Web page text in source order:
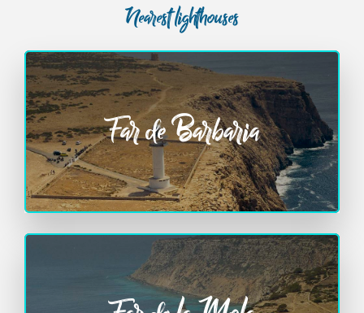
Nearest lighthouses
Far de Barbaria